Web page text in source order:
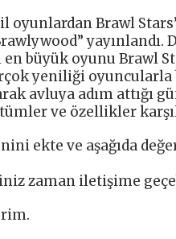
oyunlardan Brawl
yayınlandı.
büyük oyunu Brawl
yeniliği oyuncularla
avluya adım attığı
ve özellikler
ekte ve aşağıda
zaman iletişime